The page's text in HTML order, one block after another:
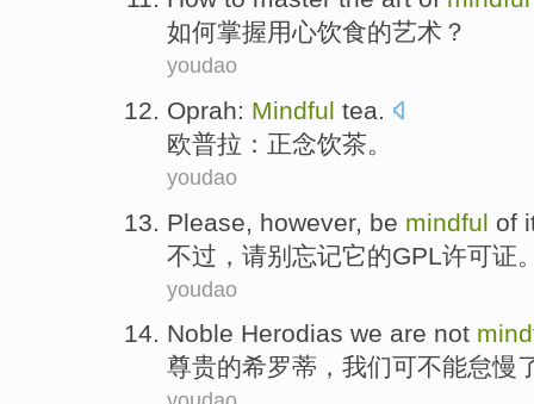
如何掌握用心饮食的艺术 ？
youdao
Oprah: Mindful tea.
欧普拉 ： 正念饮茶。
youdao
Please however, be mindful of
不过 ， 请别 忘记它的GPL 许可证
youdao
Noble Herodias we are not
尊贵的希罗蒂， 我们可不能怠慢